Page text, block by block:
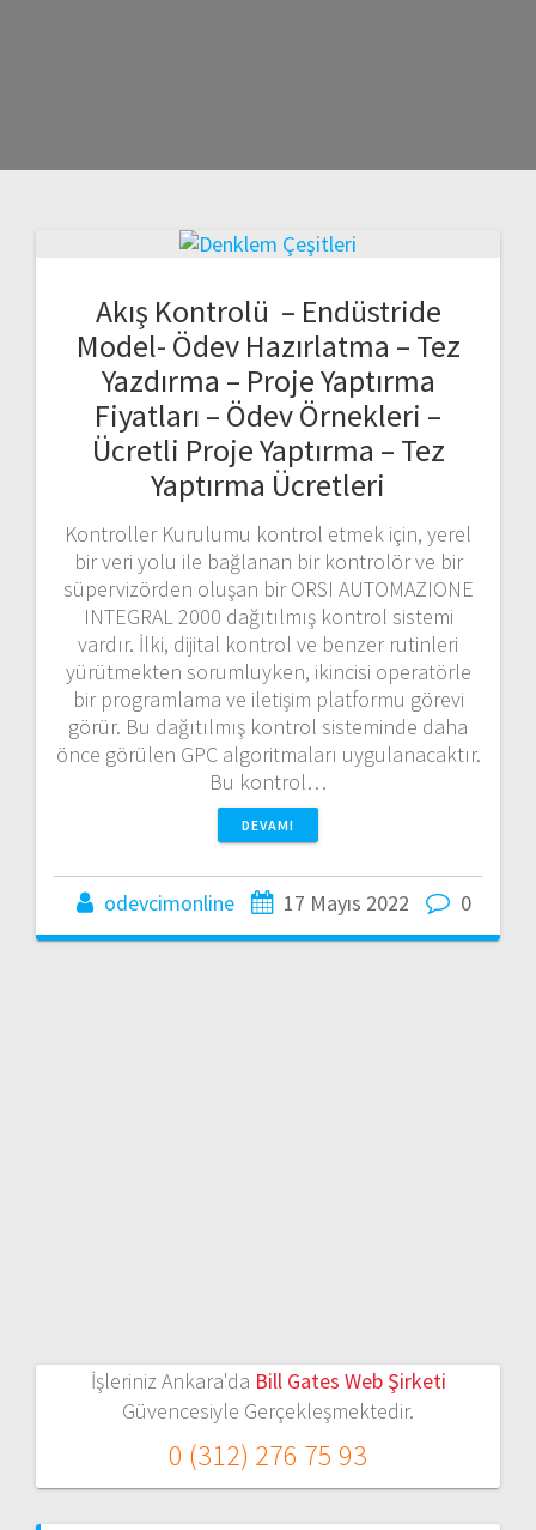
Akış Kontrolü – Endüstride
Model- Ödev Hazırlatma – Tez
Yazdırma – Proje Yaptırma
Fiyatları – Ödev Örnekleri –
Ücretli Proje Yaptırma – Tez
Yaptırma Ücretleri
Kontroller Kurulumu kontrol etmek için, yerel
bir veri yolu ile bağlanan bir kontrolör ve bir
süpervizörden oluşan bir ORSI AUTOMAZIONE
INTEGRAL 2000 dağıtılmış kontrol sistemi
vardır. İlki, dijital kontrol ve benzer rutinleri
yürütmekten sorumluyken, ikincisi operatörle
bir programlama ve iletişim platformu görevi
görür. Bu dağıtılmış kontrol sisteminde daha
önce görülen GPC algoritmaları uygulanacaktır.
Bu kontrol…
DEVAMI
odevcimonline 17 Mayıs 2022 0
İşleriniz Ankara'da Bill Gates Web Şirketi
Güvencesiyle Gerçekleşmektedir.
0 (312) 276 75 93